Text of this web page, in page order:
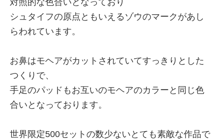
対照的な色合いとなっており
シュタイフの原点ともいえるゾウのマークがあし
らわれています。
お鼻はモヘアがカットされていてすっきりとした
つくりで、
手足のパッドもお互いのモヘアのカラーと同じ色
合いとなっております。
世界限定500セットの数少ないとても素敵な作品で